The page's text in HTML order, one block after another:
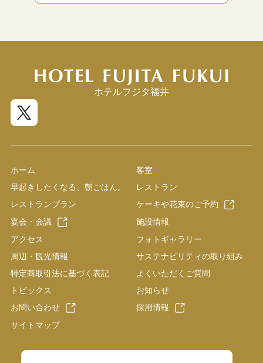
ホテルフジタ福井
ホーム
客室
早起きしたくなる、朝ごはん。
レストラン
レストランプラン
ケーキや花束のご予約
宴会・会議
施設情報
アクセス
フォトギャラリー
周辺・観光情報
サステナビリティの取り組み
特定商取引法に基づく表記
よくいただくご質問
トピックス
お知らせ
お問い合わせ
採用情報
サイトマップ